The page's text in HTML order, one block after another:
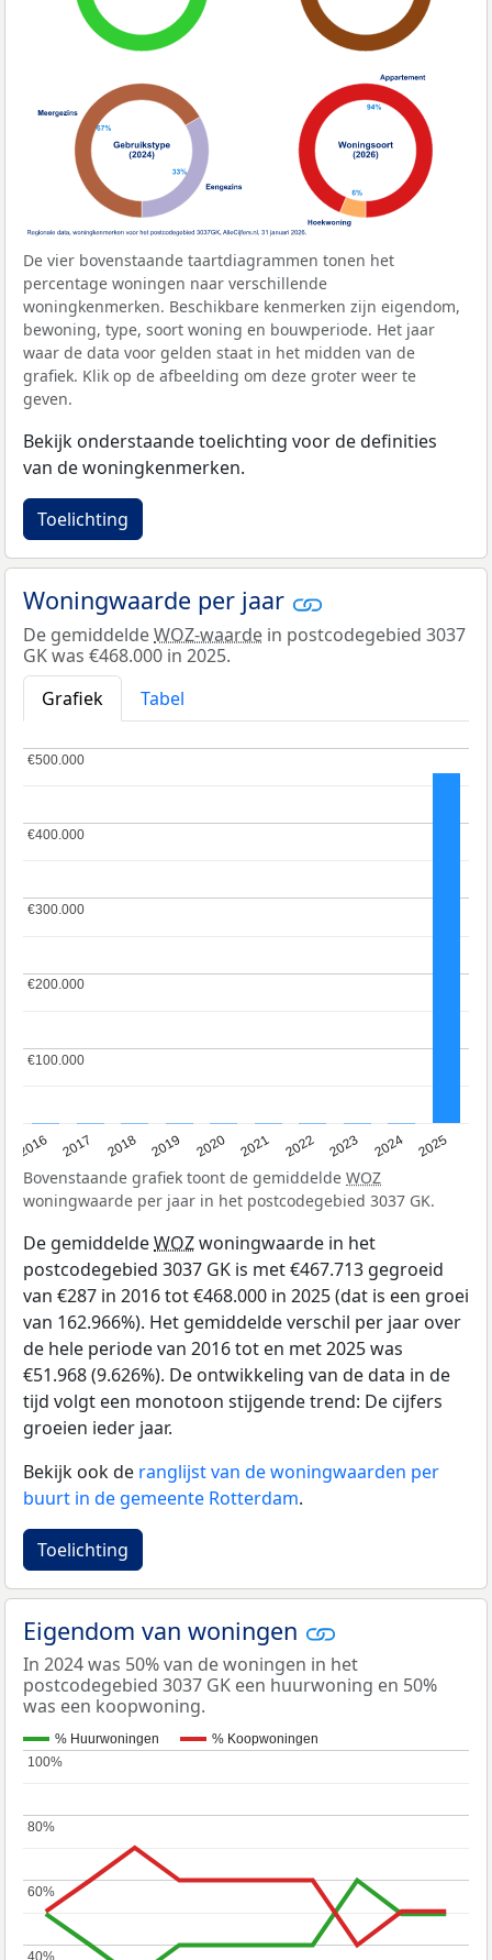
De vier bovenstaande taartdiagrammen tonen het
percentage woningen naar verschillende
woningkenmerken. Beschikbare kenmerken zijn eigendom,
bewoning, type, soort woning en bouwperiode. Het jaar
waar de data voor gelden staat in het midden van de
grafiek. Klik op de afbeelding om deze groter weer te
geven.
Bekijk onderstaande toelichting voor de definities
van de woningkenmerken.
Toelichting
Woningwaarde per jaar
De gemiddeldeWOZ-waarde in postcodegebied 3037
GK was €468.000 in 2025.
Grafiek
Tabel
2016 2017 2018 2019 2020 2021 2022 2023 2024 2025
€100.000
€100.000
€200.000
€200.000
€300.000
€300.000
€400.000
€400.000
€500.000
€500.000
Bovenstaande grafiek toont de gemiddelde WOZ
woningwaarde per jaar in het postcodegebied 3037 GK.
De gemiddeldeWOZwoningwaarde in het
postcodegebied 3037 GK is met €467.713 gegroeid
van €287 in 2016 tot €468.000 in 2025 (dat is een groei
van 162.966%). Het gemiddelde verschil per jaar over
de hele periode van 2016 tot en met 2025 was
€51.968 (9.626%). De ontwikkeling van de data in de
tijd volgt een monotoon stijgende trend: De cijfers
groeien ieder jaar.
Bekijk ook de ranglijst van de woningwaarden per
buurt in de gemeente Rotterdam.
Toelichting
Eigendom van woningen
In 2024 was 50% van de woningen in het
postcodegebied 3037 GK een huurwoning en 50%
was een koopwoning.
% Huurwoningen % Koopwoningen
40%
40%
60%
60%
80%
80%
100%
100%